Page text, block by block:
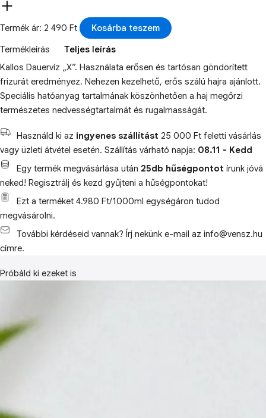
Termék ár: 2 490 Ft
Kosárba teszem
Termékleírás
Teljes leírás
Kallos Dauervíz „X”. Használata erősen és tartósan göndörített
frizurát eredményez. Nehezen kezelhető, erős szálú hajra ajánlott.
Speciális hatóanyag tartalmának köszönhetően a haj megőrzi
természetes nedvességtartalmát és rugalmasságát.
Használd ki az ingyenes szállítást 25 000 Ft feletti vásárlás
vagy üzleti átvétel esetén. Szállítás várható napja: 08.11 - Kedd
Egy termék megvásárlása után 25db hűségpontot írunk jóvá
neked! Regisztrálj és kezd gyűjteni a hűségpontokat!
Ezt a terméket 4.980 Ft/1000ml egységáron tudod
megvásárolni.
További kérdéseid vannak? Írj nekünk e-mail az info@vensz.hu
címre.
Próbáld ki ezeket is